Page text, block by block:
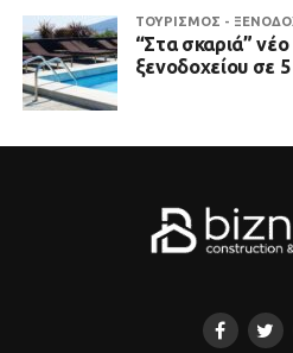
ΤΟΥΡΙΣΜΟΣ -
“Στα σκαριά”
ξενοδοχείου σε